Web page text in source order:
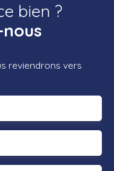
bien ?
reviendrons vers